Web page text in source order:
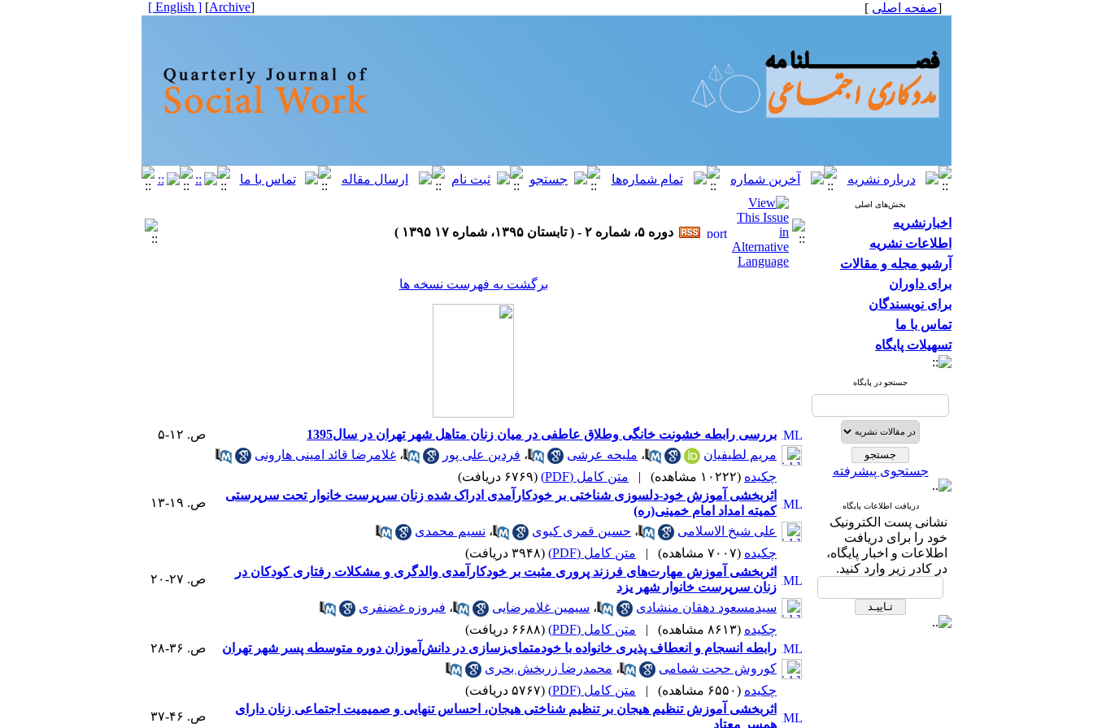
[صفحه اصلی ]
[
Archive
]
[ English ]
بخش‌های اصلی
اخبارنشریه
اطلاعات نشریه
آرشیو مجله و مقالات
برای داوران
برای نویسندگان
تماس با ما
تسهیلات پایگاه
جستجو در پایگاه
جستجوی پیشرفته
دریافت اطلاعات پایگاه
نشانی پست الکترونیک
خود را برای دریافت
اطلاعات و اخبار پایگاه،
در کادر زیر وارد کنید.
دوره ۵، شماره ۲ - ( تابستان ۱۳۹۵، شماره ۱۷ ۱۳۹۵ )
برگشت به فهرست نسخه ها
بررسی رابطه خشونت خانگی وطلاق عاطفی در میان زنان متاهل شهر تهران در سال1395
ص. ۱۲-۵
مریم لطیفیان
، ملیحه عرشی ، فردین علی پور ، غلامرضا قائد امینی هارونی
چکیده (۱۰۲۲۲ مشاهده) | متن کامل (PDF)
(۶۷۶۹ دریافت)
اثربخشی آموزش خود-دلسوزی شناختی بر خودکارآمدی ادراک شده زنان سرپرست خانوار تحت سرپرستی
کمیته امداد امام خمینی(ره)
ص. ۱۹-۱۳
علی شیخ الاسلامی ، حسین قمری کیوی ، نسیم محمدی
چکیده (۷۰۰۷ مشاهده) | متن کامل (PDF)
(۳۹۴۸ دریافت)
اثربخشی آموزش مهارت‌های فرزند پروری مثبت بر خودکارآمدی والدگری و مشکلات رفتاری کودکان در
زنان سرپرست خانوار شهر یزد
ص. ۲۷-۲۰
سیدمسعود دهقان منشادی ، سیمین غلامرضایی ، فیروزه غضنفری
چکیده (۸۶۱۳ مشاهده) | متن کامل (PDF)
(۶۶۸۸ دریافت)
راﺑﻄﻪ اﻧﺴﺠﺎم و اﻧﻌﻄﺎف ﭘﺬیری ﺧﺎﻧﻮاده ﺑﺎ ﺧﻮدﻣﺘﻤﺎیﺰﺳﺎزی در داﻧﺶ‌آﻣﻮزان دوره متوسطه ﭘﺴﺮ شهر تهران
ص. ۳۶-۲۸
کوروش حجت شمامی
، محمدرضا زربخش بحری
چکیده (۶۵۵۰ مشاهده) | متن کامل (PDF)
(۵۷۶۷ دریافت)
اثربخشی آموزش تنظیم هیجان بر تنظیم شناختی هیجان، احساس تنهایی و صمیمیت اجتماعی زنان دارای
همسر معتاد
ص. ۴۶-۳۷